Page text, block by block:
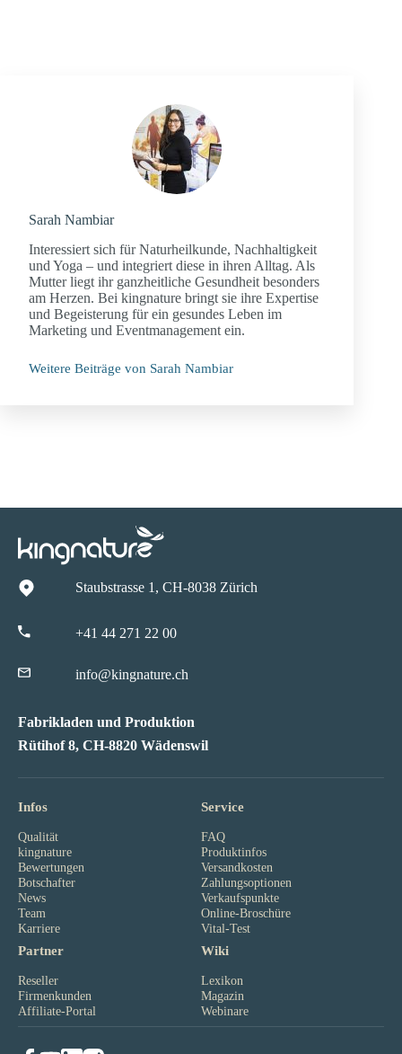
Sarah Nambiar
Interessiert sich für Naturheilkunde, Nachhaltigkeit
und Yoga – und integriert diese in ihren Alltag. Als
Mutter liegt ihr ganzheitliche Gesundheit besonders
am Herzen. Bei kingnature bringt sie ihre Expertise
und Begeisterung für ein gesundes Leben im
Marketing und Eventmanagement ein.
Weitere Beiträge von Sarah Nambiar
Staubstrasse 1, CH-8038 Zürich
+41 44 271 22 00
info@kingnature.ch
Fabrikladen und Produktion
Rütihof 8, CH-8820 Wädenswil
Infos
Qualität
kingnature
Bewertungen
Botschafter
News
Team
Karriere
Service
FAQ
Produktinfos
Versandkosten
Zahlungsoptionen
Verkaufspunkte
Online-Broschüre
Vital-Test
Partner
Reseller
Firmenkunden
Affiliate-Portal
Wiki
Lexikon
Magazin
Webinare